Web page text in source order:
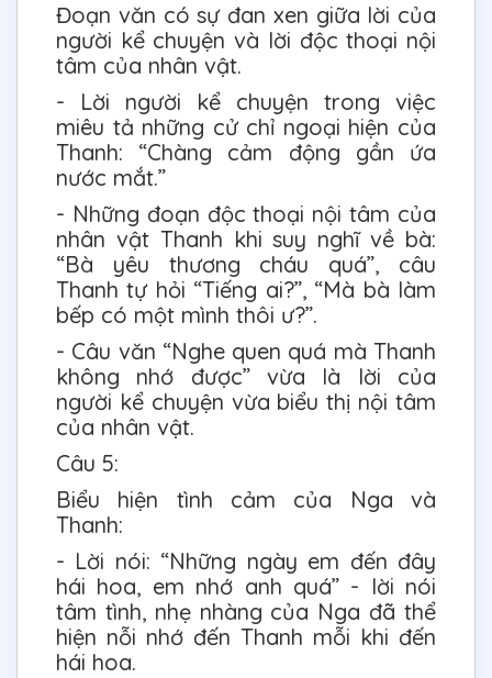
Đoạn văn có sự đan xen giữa lời của
người kể chuyện và lời độc thoại nội
tâm của nhân vật.
- Lời người kể chuyện trong việc
miêu tả những cử chỉ ngoại hiện của
Thanh: “Chàng cảm động gần ứa
nước mắt.”
- Những đoạn độc thoại nội tâm của
nhân vật Thanh khi suy nghĩ về bà:
“Bà yêu thương cháu quá”, câu
Thanh tự hỏi “Tiếng ai?”, “Mà bà làm
bếp có một mình thôi ư?”.
- Câu văn “Nghe quen quá mà Thanh
không nhớ được” vừa là lời của
người kể chuyện vừa biểu thị nội tâm
của nhân vật.
Câu 5:
Biểu hiện tình cảm của Nga và
Thanh:
- Lời nói: “Những ngày em đến đây
hái hoa, em nhớ anh quá” - lời nói
tâm tình, nhẹ nhàng của Nga đã thể
hiện nỗi nhớ đến Thanh mỗi khi đến
hái hoa.